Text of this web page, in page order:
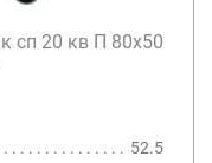
сп 20 кв П 80х50
52.5